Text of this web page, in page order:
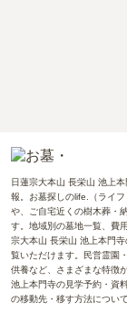
日蓮宗大本山 長栄山 池上
報。お墓探しのlife.（ライ
や、ご自宅近くの樹木葬・
す。地域別の墓地一覧、費
宗大本山 長栄山 池上本門
覧いただけます。民営霊園
供養など、さまざまな特徴
池上本門寺の見学予約・資
の移動先・移す方法につい